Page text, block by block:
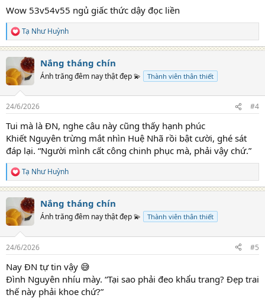
Wow 53v54v55 ngủ giấc thức dậy đọc liền
R
e
a
t
i
s
Tạ Như Huỳnh
Nắng tháng chín
Ánh trăng đêm nay thật đẹp 💫 Thành viên thân thiết
24/6/2026 #4
Tui mà là ĐN, nghe câu này cũng thấy hạnh phúc
Khiết Nguyên trừng mắt nhìn Huệ Nhã rồi bật cười, ghé sát
đáp lại. “Người mình cất công chinh phục mà, phải vậy chứ.”
R
e
t
i
s
Tạ Như Huỳnh
Nắng tháng chín
Ánh trăng đêm nay thật đẹp 💫 Thành viên thân thiết
24/6/2026 #5
Nay ĐN tự tin vậy 😅
Đình Nguyên nhíu mày. “Tại sao phải đeo khẩu trang? Đẹp trai
thế này phải khoe chứ?”